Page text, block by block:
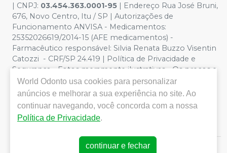
| CNPJ: 03.454.363.0001-95 | Endereço Rua José Bruni,
676, Novo Centro, Itu / SP | Autorizações de
Funcionamento ANVISA - Medicamentos:
25352026619/2014-15 (AFE medicamentos) -
Farmacêutico responsável: Silvia Renata Buzzo Visentin
Catozzi - CRF/SP 24.419 | Política de Privacidade e
Segurança - Fotos meramente ilustrativas - Os preços e
condições da loja virtual estão sujeitos a alterações. Em
caso de divergência de preços no site, o valor válido é o
do Carrinho de Compra. Não vendemos por atacado,
por isso nos reservamos o direito de não atender
compras de grandes volumes pelo site.
E-commerce produzido por Sou Odonto Ecommerce
World Odonto usa cookies para personalizar
anúncios e melhorar a sua experiência no site. Ao
continuar navegando, você concorda com a nossa
Política de Privacidade.
continuar e fechar